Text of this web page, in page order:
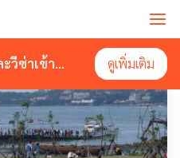
วีซ่าเข้า
ดูเพิ่มเติม
วีซ่าเข้า
ดูเพิ่มเติม
WHARF